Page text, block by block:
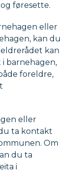
føresette.
eller
kan du
kan
barnehagen,
foreldre,
eller
ta kontakt
Om
du ta
i